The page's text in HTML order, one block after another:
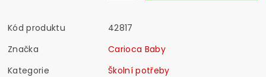
Kód produktu
42817
Značka
Carioca Baby
Kategorie
Školní potřeby